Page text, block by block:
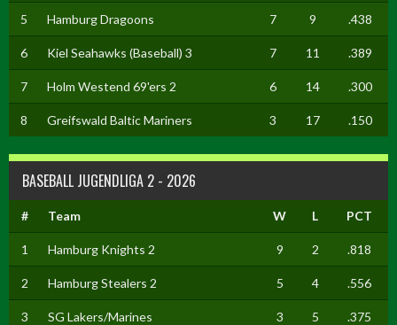
5 Hamburg Dragoons 7 9 .438
6 Kiel Seahawks (Baseball) 3 7 11 .389
7 Holm Westend 69'ers 2 6 14 .300
8 Greifswald Baltic Mariners 3 17 .150
BASEBALL JUGENDLIGA 2 - 2026
# Team W L PCT
1 Hamburg Knights 2 9 2 .818
2 Hamburg Stealers 2 5 4 .556
3 SG Lakers/Marines 3 5 .375